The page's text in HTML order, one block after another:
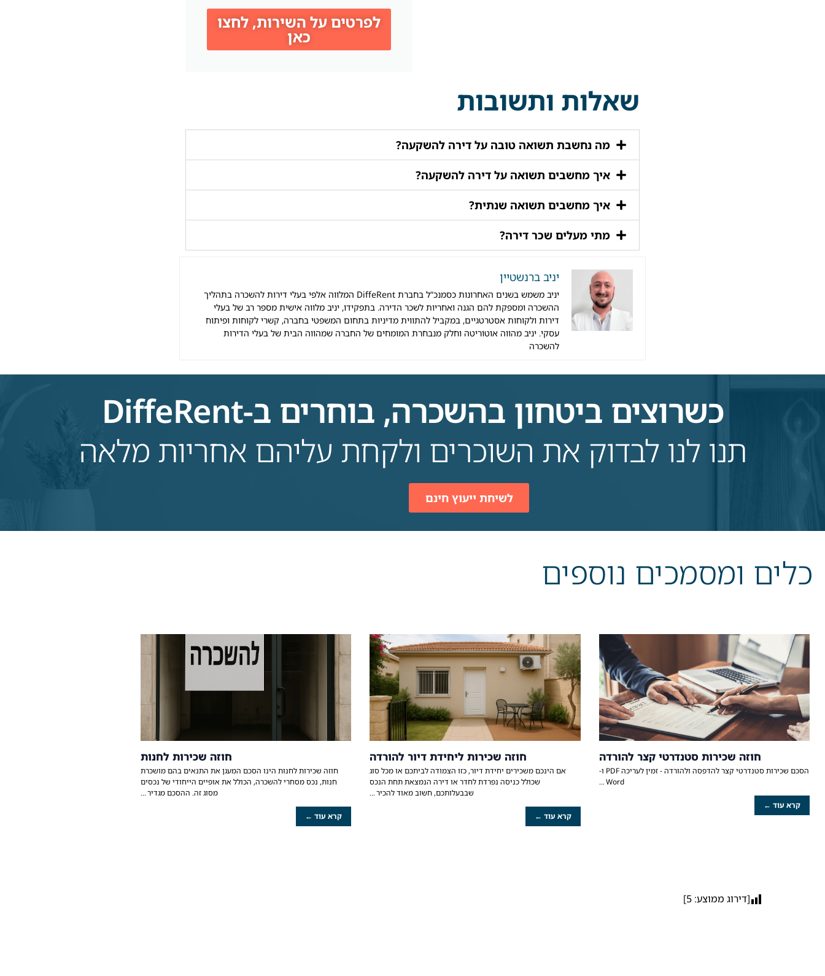
לפרטים על השירות, לחצו
כאן
שאלות ותשובות
מה נחשבת תשואה טובה על דירה להשקעה?
איך מחשבים תשואה על דירה להשקעה?
איך מחשבים תשואה שנתית?
מתי מעלים שכר דירה?
יניב ברנשטיין
יניב משמש בשנים האחרונות כסמנכ”ל בחברת DiffeRent המלווה אלפי בעלי דירות להשכרה בתהליך
ההשכרה ומספקת להם הגנה ואחריות לשכר הדירה. בתפקידו, יניב מלווה אישית מספר רב של בעלי
דירות ולקוחות אסטרטגיים, במקביל להתווית מדיניות בתחום המשפטי בחברה, קשרי לקוחות ופיתוח
עסקי. יניב מהווה אוטוריטה וחלק מנבחרת המומחים של החברה שמהווה הבית של בעלי הדירות
להשכרה
כשרוצים ביטחון בהשכרה, בוחרים ב-DiffeRent
תנו לנו לבדוק את השוכרים ולקחת עליהם אחריות מלאה
לשיחת ייעוץ חינם
כלים ומסמכים נוספים
חוזה שכירות סטנדרטי קצר להורדה
הסכם שכירות סטנדרטי קצר להדפסה ולהורדה - זמין לעריכה PDF ו-
Word
קרא עוד ←
חוזה שכירות ליחידת דיור להורדה
אם הינכם משכירים יחידת דיור, כזו הצמודה לביתכם או מכל סוג
שכולל כניסה נפרדת לחדר או דירה הנמצאת תחת הנכס
שבבעלותכם, חשוב מאוד להכיר
קרא עוד ←
חוזה שכירות לחנות
חוזה שכירות לחנות הינו הסכם המעגן את התנאים בהם מושכרת
חנות, נכס מסחרי להשכרה, הכולל את אופיים הייחודי של נכסים
מסוג זה. ההסכם מגדיר
קרא עוד ←
[דירוג ממוצע: 5
]